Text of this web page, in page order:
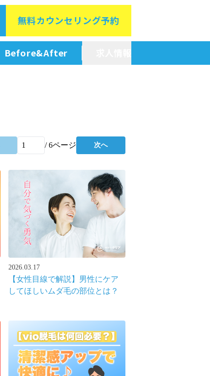
無料カウンセリング予約
Before&After
/6ページ 次へ
2026.03.17
【女性目線で解説】男性にケア
してほしいムダ毛の部位とは？